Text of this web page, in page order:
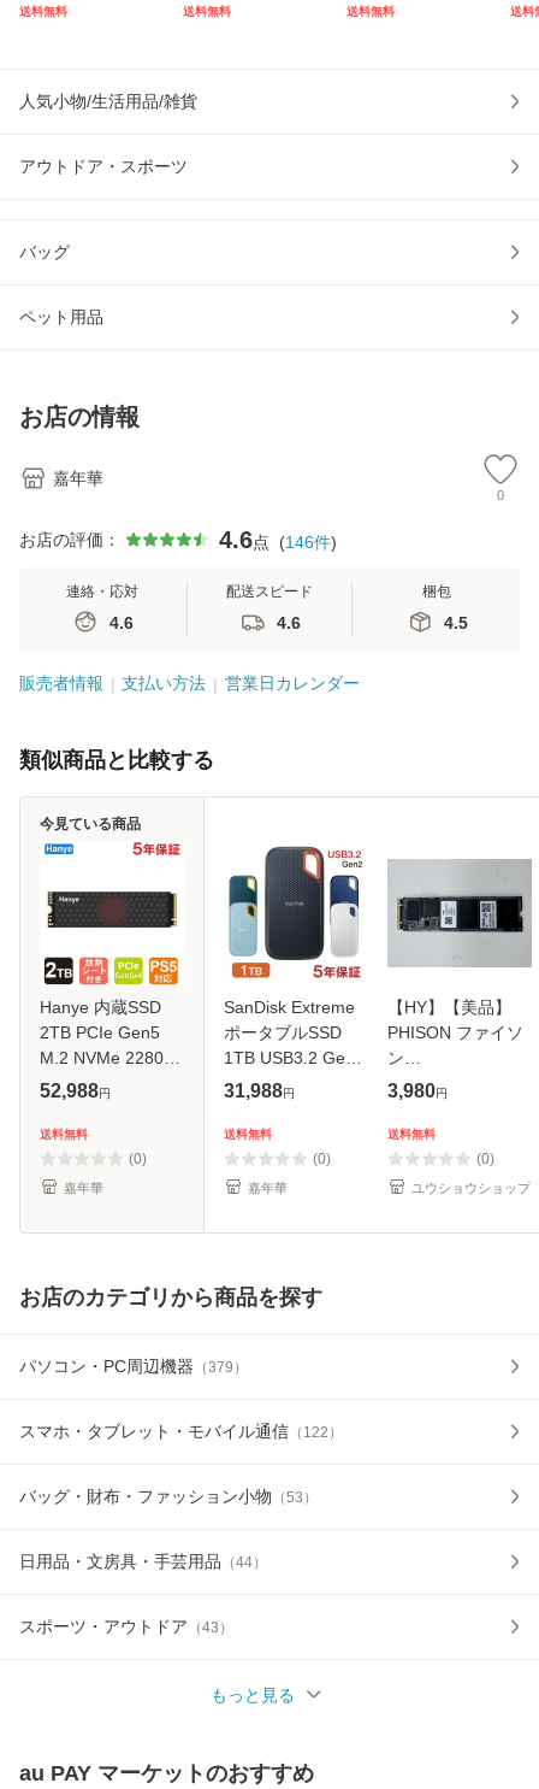
ージ ネコポス送料
送料無料
ポイン
送料無料 送料無料
保
送料
人気小物/生活用品/雑貨
アウトドア・スポーツ
バッグ
ペット用品
お店の情報
嘉年華
0
お店の評価： 4.6点 (146件)
連絡・応対
4.6
配送スピード
4.6
梱包
4.5
販売者情報 支払い方法 営業日カレンダー
類似商品と比較する
Hanye 内蔵SSD
2TB PCIe Gen5
M.2 NVMe 2280
DRAM搭載
W:13400MB/s SMI
6nmコントローラ
ー搭載 放熱シート
52,988円
送料無料
(0)
嘉年華
今見ている商品
SanDisk Extreme
ポータブルSSD
1TB USB3.2 Gen2
R:1050MB/s
けSSD
SDSSDE61-1T00
5年保証 海外パッ
料
31,988円
送料無料
(0)
嘉年華
【HY】【美品】
PHISON ファイソ
ン
PHPCM256GFNTH
NVMe SSD PCIe
Gen3x2 PS5008-
E8 DRAMレス 内
ト発送、
3,980円
送料無料
(0)
ユウショウショップ
お店のカテゴリから商品を探す
パソコン・PC周辺機器 （379 ）
スマホ・タブレット・モバイル通信 （ 122 ）
バッグ・財布・ファッション小物 （53 ）
日用品・文房具・手芸用品 （44）
スポーツ・アウトドア （43 ）
もっと見る
au PAY マーケットのおすすめ